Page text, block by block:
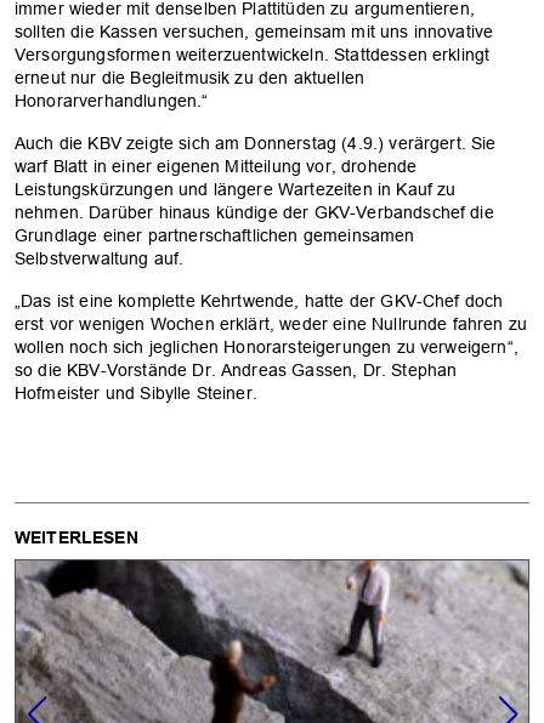
immer wieder mit denselben Plattitüden zu argumentieren,
sollten die Kassen versuchen, gemeinsam mit uns innovative
Versorgungsformen weiterzuentwickeln. Stattdessen erklingt
erneut nur die Begleitmusik zu den aktuellen
Honorarverhandlungen.“
Auch die KBV zeigte sich am Donnerstag (4.9.) verärgert. Sie
warf Blatt in einer eigenen Mitteilung vor, drohende
Leistungskürzungen und längere Wartezeiten in Kauf zu
nehmen. Darüber hinaus kündige der GKV-Verbandschef die
Grundlage einer partnerschaftlichen gemeinsamen
Selbstverwaltung auf.
„Das ist eine komplette Kehrtwende, hatte der GKV-Chef doch
erst vor wenigen Wochen erklärt, weder eine Nullrunde fahren zu
wollen noch sich jeglichen Honorarsteigerungen zu verweigern“,
so die KBV-Vorstände Dr. Andreas Gassen, Dr. Stephan
Hofmeister und Sibylle Steiner.
WEITERLESEN